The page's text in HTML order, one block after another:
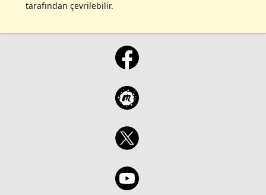
tarafından çevrilebilir.